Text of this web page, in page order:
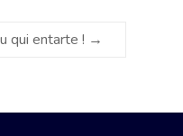
qui entarte ! →